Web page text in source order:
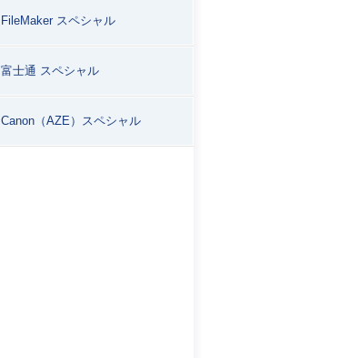
FileMaker スペシャル
富士通 スペシャル
Canon（AZE）スペシャル